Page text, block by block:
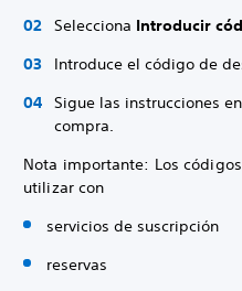
Selecciona Introducir
Introduce el código de
Sigue las instrucciones
compra.
Nota importante: Los
utilizar con
servicios de suscripción
reservas